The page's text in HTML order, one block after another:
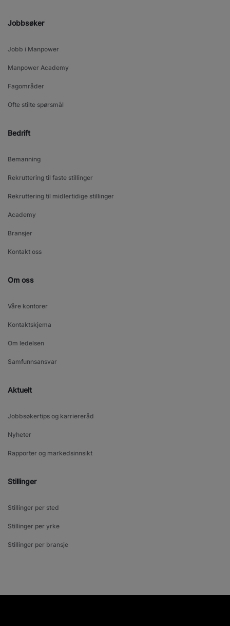
Jobbsøker
Jobb i Manpower
Manpower Academy
Fagområder
Ofte stilte spørsmål
Bedrift
Bemanning
Rekruttering til faste stillinger
Rekruttering til midlertidige stillinger
Academy
Bransjer
Kontakt oss
Om oss
Våre kontorer
Kontaktskjema
Om ledelsen
Samfunnsansvar
Aktuelt
Jobbsøkertips og karriereråd
Nyheter
Rapporter og markedsinnsikt
Stillinger
Stillinger per sted
Stillinger per yrke
Stillinger per bransje